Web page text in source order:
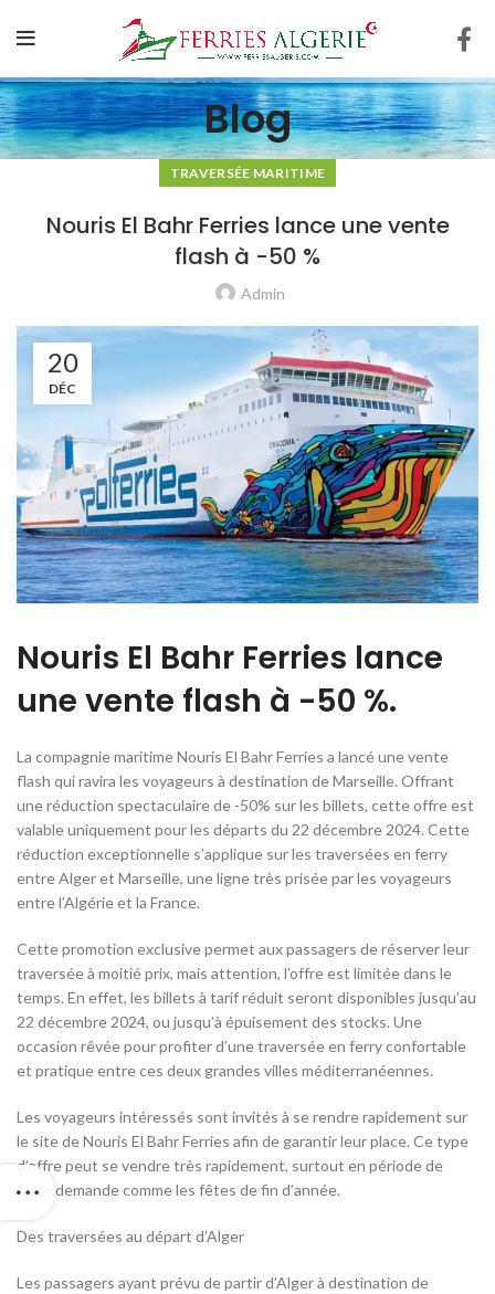
Blog
TRAVERSÉE MARITIME
Nouris El Bahr Ferries lance une vente
flash à -50 %
Admin
20
DÉC
Nouris El Bahr Ferries lance
une vente flash à -50 %.
La compagnie maritime Nouris El Bahr Ferries a lancé une vente
flash qui ravira les voyageurs à destination de Marseille. Offrant
une réduction spectaculaire de -50% sur les billets, cette offre est
valable uniquement pour les départs du 22 décembre 2024. Cette
réduction exceptionnelle s’applique sur les traversées en ferry
entre Alger et Marseille, une ligne très prisée par les voyageurs
entre l’Algérie et la France.
Cette promotion exclusive permet aux passagers de réserver leur
traversée à moitié prix, mais attention, l’offre est limitée dans le
temps. En effet, les billets à tarif réduit seront disponibles jusqu’au
22 décembre 2024, ou jusqu’à épuisement des stocks. Une
occasion rêvée pour profiter d’une traversée en ferry confortable
et pratique entre ces deux grandes villes méditerranéennes.
Les voyageurs intéressés sont invités à se rendre rapidement sur
le site de Nouris El Bahr Ferries afin de garantir leur place. Ce type
d’offre peut se vendre très rapidement, surtout en période de
forte demande comme les fêtes de fin d’année.
Des traversées au départ d’Alger
Les passagers ayant prévu de partir d’Alger à destination de